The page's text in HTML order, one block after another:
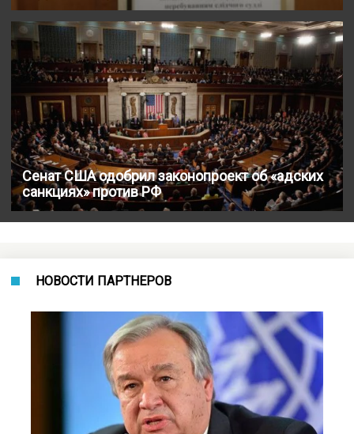
Сенат США одобрил законопроект об «адских
санкциях» против РФ
НОВОСТИ ПАРТНЕРОВ